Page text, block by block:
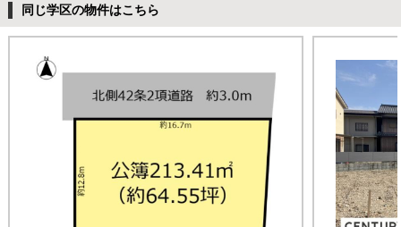
同じ学区の物件はこちら